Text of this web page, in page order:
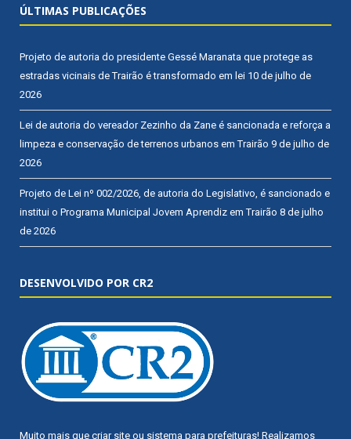
ÚLTIMAS PUBLICAÇÕES
Projeto de autoria do presidente Gessé Maranata que protege as
estradas vicinais de Trairão é transformado em lei 10 de julho de
2026
Lei de autoria do vereador Zezinho da Zane é sancionada e reforça a
limpeza e conservação de terrenos urbanos em Trairão 9 de julho de
2026
Projeto de Lei nº 002/2026, de autoria do Legislativo, é sancionado e
institui o Programa Municipal Jovem Aprendiz em Trairão 8 de julho
de 2026
DESENVOLVIDO POR CR2
Muito mais que criar site ou sistema para prefeituras! Realizamos